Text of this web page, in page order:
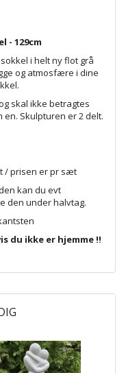
- 129cm
i helt ny flot grå
og atmosfære i dine
skal ikke betragtes
en. Skulpturen er 2 delt.
/ prisen er pr sæt
kan du evt
den under halvtag.
du ikke er hjemme !!